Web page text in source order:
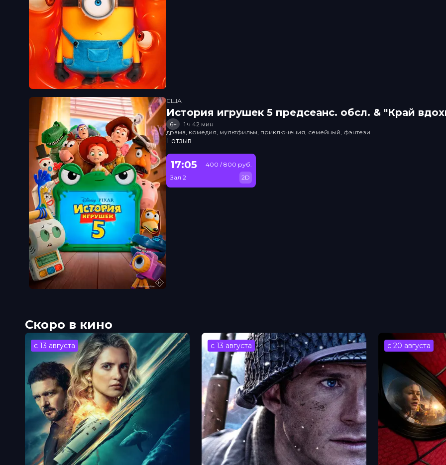
США
История игрушек 5 прeдсeанc. обсл. & "Край
6+
1 ч 42 мин
драма, комедия, мультфильм, приключения, семейный, фэнтези
1 отзыв
17:05
Зал 2
400 / 800 руб.
2D
Скоро в кино
с 13 августа с 13 августа с 20 августа